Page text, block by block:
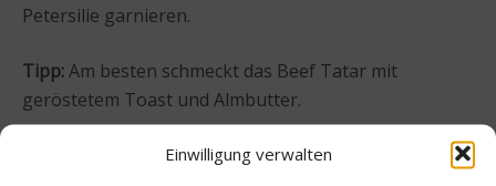
Einwilligung verwalten
Petersilie garnieren.
Tipp:Am besten schmeckt das Beef Tatar mit
geröstetem Toast und Almbutter.